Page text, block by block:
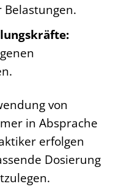
von
in Absprache
erfolgen
Dosierung